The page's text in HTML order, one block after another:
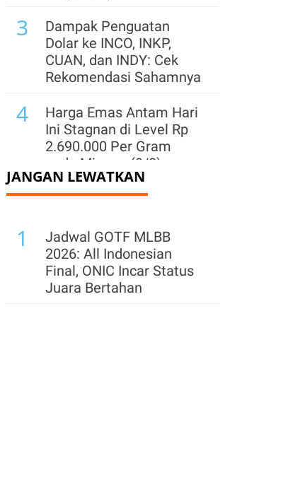
3
Dampak Penguatan
Dolar ke INCO, INKP,
CUAN, dan INDY: Cek
Rekomendasi Sahamnya
4
Harga Emas Antam Hari
Ini Stagnan di Level Rp
2.690.000 Per Gram
pada Minggu (9/8)
5
Rupiah Diproyeksi
Pasar Cermati Sentimen
Global dan Data AS
Pangsa Pasar UNVR
JANGAN LEWATKAN
1
Jadwal GOTF MLBB
2026: All Indonesian
Final, ONIC Incar Status
Juara Bertahan